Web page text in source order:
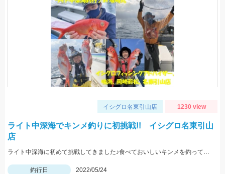
イシグロ名東引山店 1230 view
ライト中深海でキンメ釣りに初挑戦!! イシグロ名東引山
店
ライト中深海に初めて挑戦してきました♪食べておいしいキンメを釣ってみてはいかがでしょうか？ 水深300～400ｍで仕掛けは5～8本針のライト中深海用胴突き仕掛けに250号のオモリを使用しました
釣行日
2022/05/24